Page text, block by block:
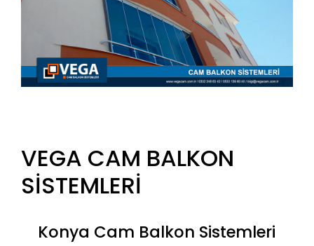
VEGA CAM BALKON
SİSTEMLERİ
Konya Cam Balkon Sistemleri